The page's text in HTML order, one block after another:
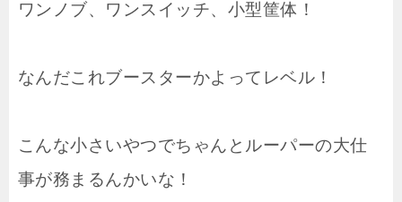
ワンノブ、ワンスイッチ、小型筐体！
なんだこれブースターかよってレベル！
こんな小さいやつでちゃんとルーパーの大仕
事が務まるんかいな！